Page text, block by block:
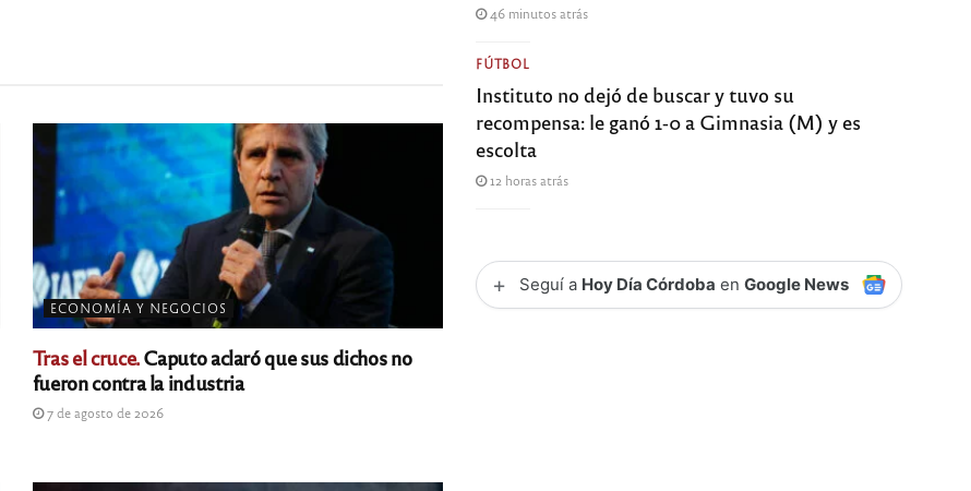
ECONOMÍA Y NEGOCIOS
Tras el cruce.Caputo aclaró que sus dichos no
fueron contra la industria
7 de agosto de 2026
46 minutos atrás
FÚTBOL
Instituto no dejó de buscar y tuvo su
recompensa: le ganó 1-0 a Gimnasia (M) y es
escolta
12 horas atrás
+ Seguí a Hoy Día Córdoba enGoogle News